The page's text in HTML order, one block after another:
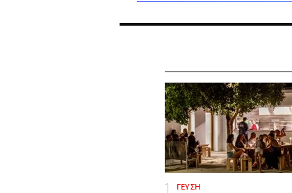
ΓΕΥΣΗ